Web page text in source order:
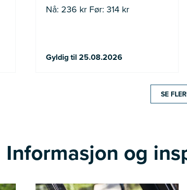
Nå: 236 kr Før: 314 kr
Gyldig til 25.08.2026
SE
Informasjon og